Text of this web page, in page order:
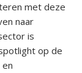
met deze
naar
is
op de